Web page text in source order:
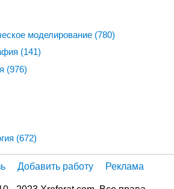
моделирование (780)
(141)
(976)
(672)
Добавить работу Реклама